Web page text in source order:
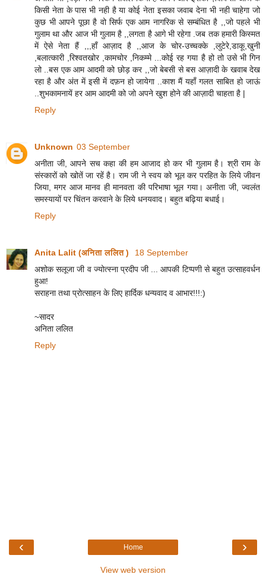
किसी नेता के पास भी नही है या कोई नेता इसका जवाब देना भी नही चाहेगा जो
कुछ भी आपने पूछा है वो सिर्फ एक आम नागरिक से सम्बंधित है ,,जो पहले भी
गुलाम था और आज भी गुलाम है ,,लगता है आगे भी रहेगा .जब तक हमारी किस्मत
में ऐसे नेता हैं ,,,हाँ आज़ाद है ,,आज के चोर-उच्चक्के ,लुटेरे,डाकू,खुनी
,बलात्कारी ,रिश्वतखोर ,कामचोर ,निकम्मे ...कोई रह गया है हो तो उसे भी गिन
लो ..बस एक आम आदमी को छोड़ कर ,,जो बेबसी से बस आज़ादी के खवाब देख
रहा है और अंत में इसी में दफ़न हो जायेगा ..काश मैं यहाँ गलत साबित हो जाऊं
..शुभकामनायें हर आम आदमी को जो अपने खुश होने की आज़ादी चाहता है |
Reply
Unknown 03 September
अनीता जी, आपने सच कहा की हम आजाद हो कर भी गुलाम है। श्री राम के
संस्कारों को खोतें जा रहें है। राम जी ने स्वय को भूल कर परहित के लिये जीवन
जिया, मगर आज मानव ही मानवता की परिभाषा भूल गया। अनीता जी, ज्वलंत
समस्यायों पर चिंतन करवाने के लिये धनयवाद। बहुत बढ़िया बधाई।
Reply
Anita Lalit (अनिता ललित )
18 September
अशोक सलूजा जी व ज्योत्स्ना प्रदीप जी ... आपकी टिप्पणी से बहुत उत्साहवर्धन
हुआ!
सराहना तथा प्रोत्साहन के लिए हार्दिक धन्यवाद व आभार!!!:)
~सादर
अनिता ललित
Reply
‹ ›
Home
View web version